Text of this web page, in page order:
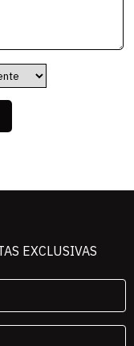
EXCLUSIVAS